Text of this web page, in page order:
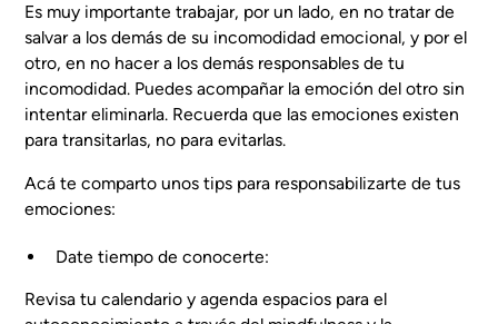
Es muy importante trabajar, por un lado, en no tratar de
salvar a los demás de su incomodidad emocional, y por el
otro, en no hacer a los demás responsables de tu
incomodidad. Puedes acompañar la emoción del otro sin
intentar eliminarla. Recuerda que las emociones existen
para transitarlas, no para evitarlas.
Acá te comparto unos tips para responsabilizarte de tus
emociones:
Date tiempo de conocerte:
Revisa tu calendario y agenda espacios para el